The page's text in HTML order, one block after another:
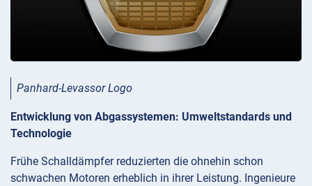
Panhard-Levassor Logo
Entwicklung von Abgassystemen: Umweltstandards und
Technologie
Frühe Schalldämpfer reduzierten die ohnehin schon
schwachen Motoren erheblich in ihrer Leistung. Ingenieure